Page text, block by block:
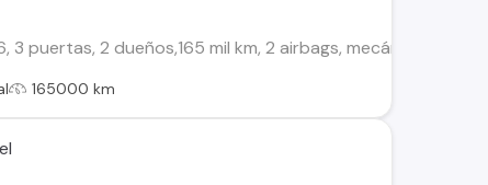
3 puertas, 2 dueños,165 mil km, 2 airbags, mecánico,
165000 km